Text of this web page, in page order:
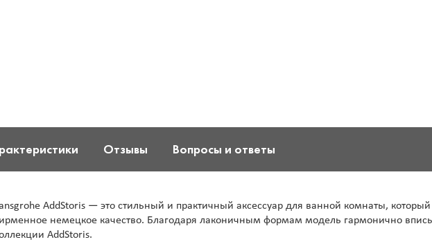
Отзывы Вопросы и ответы
AddStoris — это стильный и практичный аксессуар для ванной комнаты,
немецкое качество. Благодаря лаконичным формам модель гармонично
AddStoris.